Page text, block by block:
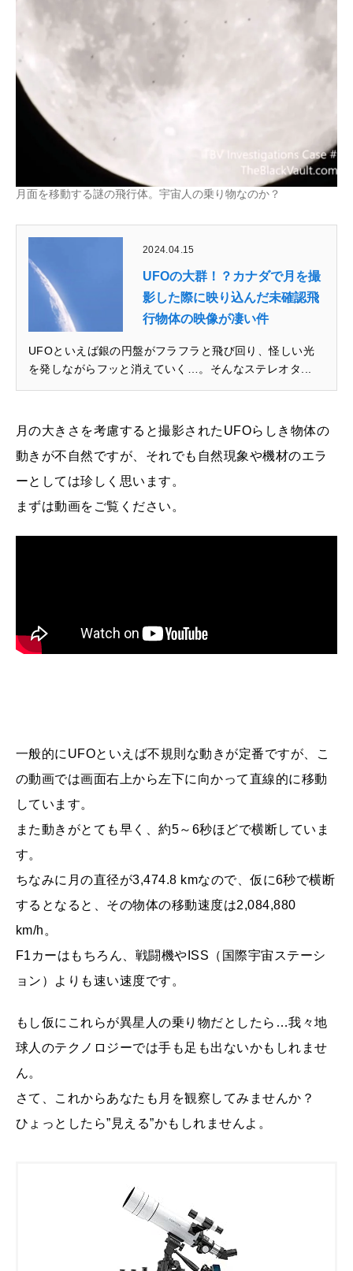
月面を移動する謎の飛行体。宇宙人の乗り物なのか？
2024.04.15
UFOの大群！？カナダで月を撮
影した際に映り込んだ未確認飛
行物体の映像が凄い件
UFOといえば銀の円盤がフラフラと飛び回り、怪しい光
を発しながらフッと消えていく…。そんなステレオタ...
月の大きさを考慮すると撮影されたUFOらしき物体の
動きが不自然ですが、それでも自然現象や機材のエラ
ーとしては珍しく思います。
まずは動画をご覧ください。
一般的にUFOといえば不規則な動きが定番ですが、こ
の動画では画面右上から左下に向かって直線的に移動
しています。
また動きがとても早く、約5～6秒ほどで横断していま
す。
ちなみに月の直径が3,474.8 kmなので、仮に6秒で横断
するとなると、その物体の移動速度は2,084,880
km/h。
F1カーはもちろん、戦闘機やISS（国際宇宙ステーシ
ョン）よりも速い速度です。
もし仮にこれらが異星人の乗り物だとしたら…我々地
球人のテクノロジーでは手も足も出ないかもしれませ
ん。
さて、これからあなたも月を観察してみませんか？
ひょっとしたら”見える”かもしれませんよ。